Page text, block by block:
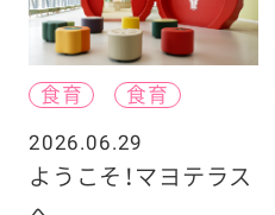
食育
食育
2026.06.29
ようこそ！マヨテラス